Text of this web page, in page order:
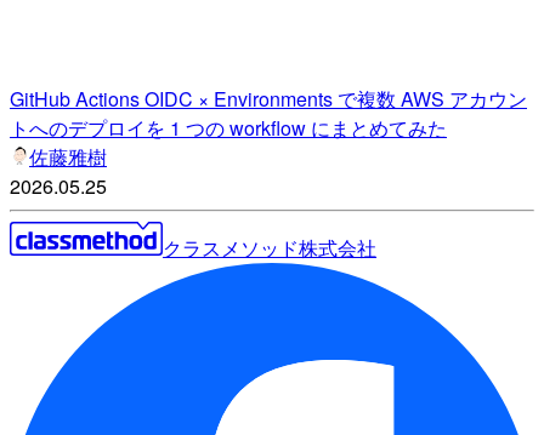
GitHub Actions OIDC × Environments で複数 AWS アカウン
トへのデプロイを 1 つの workflow にまとめてみた
佐藤雅樹
2026.05.25
クラスメソッド株式会社